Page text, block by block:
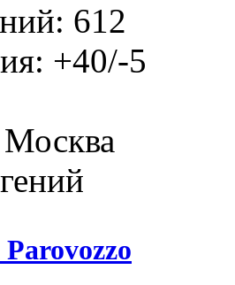
612
+40/-5